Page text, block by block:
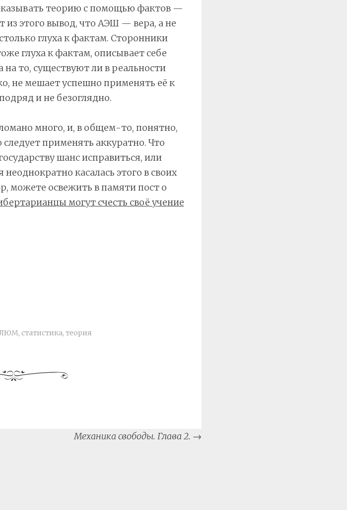
теорию с помощью фактов —
этого вывод, что АЭШ — вера, а не
глуха к фактам. Сторонники
глуха к фактам, описывает себе
то, существуют ли в реальности
не мешает успешно применять её к
и не безоглядно.
много, и, в общем-то, понятно,
применять аккуратно. Что
шанс исправиться, или
неоднократно касалась этого в своих
можете освежить в памяти пост о
могут счесть своё учение
, статистика,теория
Механика свободы. Глава 2. →